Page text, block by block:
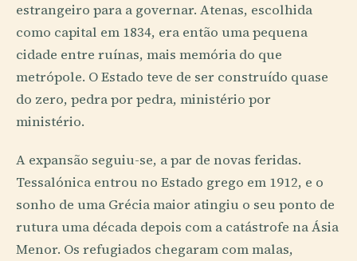
estrangeiro para a governar. Atenas, escolhida
como capital em 1834, era então uma pequena
cidade entre ruínas, mais memória do que
metrópole. O Estado teve de ser construído quase
do zero, pedra por pedra, ministério por
ministério.
A expansão seguiu-se, a par de novas feridas.
Tessalónica entrou no Estado grego em 1912, e o
sonho de uma Grécia maior atingiu o seu ponto de
rutura uma década depois com a catástrofe na Ásia
Menor. Os refugiados chegaram com malas,